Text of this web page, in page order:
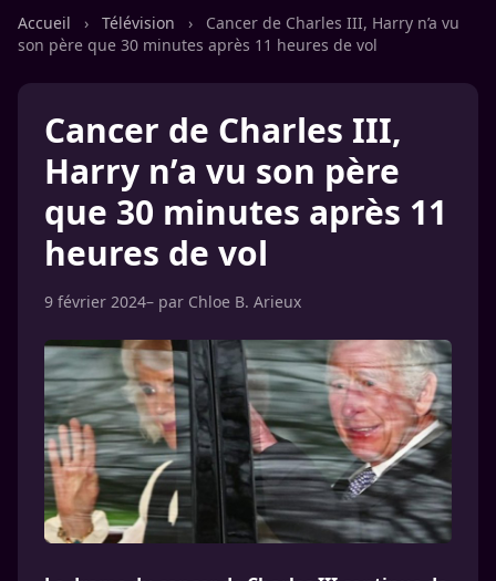
Accueil › Télévision ›
Cancer de Charles III, Harry n’a vu
son père que 30 minutes après 11 heures de vol
Cancer de Charles III,
Harry n’a vu son père
que 30 minutes après 11
heures de vol
9 février 2024– par Chloe B. Arieux